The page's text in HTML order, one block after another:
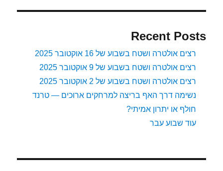
Recent Posts
רצים אולטרה ושטח בשבוע של 16 אוקטובר 2025
רצים אולטרה ושטח בשבוע של 9 אוקטובר 2025
רצים אולטרה ושטח בשבוע של 2 אוקטובר 2025
נשימה דרך האף בריצה למרחקים ארוכים — טרנד
חולף או יתרון אמיתי?
עוד שבוע עבר